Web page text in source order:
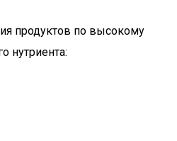
продуктов по высокому
нутриента: